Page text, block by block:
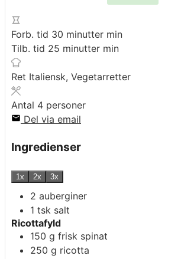
Forb. tid 30 minutter min
Tilb. tid 25 minutter min
Ret Italiensk, Vegetarretter
Antal 4 personer
Del via email
Ingredienser
1x 2x 3x
2 auberginer
1 tsk salt
Ricottafyld
150 g frisk spinat
250 g ricotta